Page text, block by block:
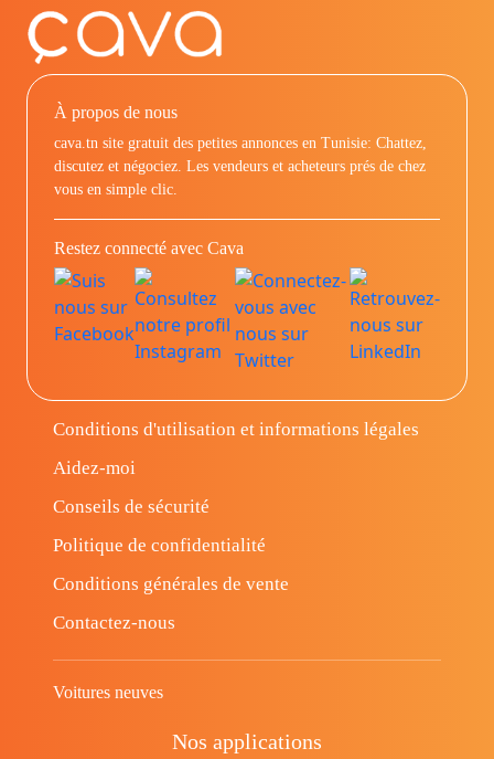
À propos de nous
cava.tn site gratuit des petites annonces en Tunisie: Chattez,
discutez et négociez. Les vendeurs et acheteurs prés de chez
vous en simple clic.
Restez connecté avec Cava
Conditions d'utilisation et informations légales
Aidez-moi
Conseils de sécurité
Politique de confidentialité
Conditions générales de vente
Contactez-nous
Voitures neuves
Nos applications